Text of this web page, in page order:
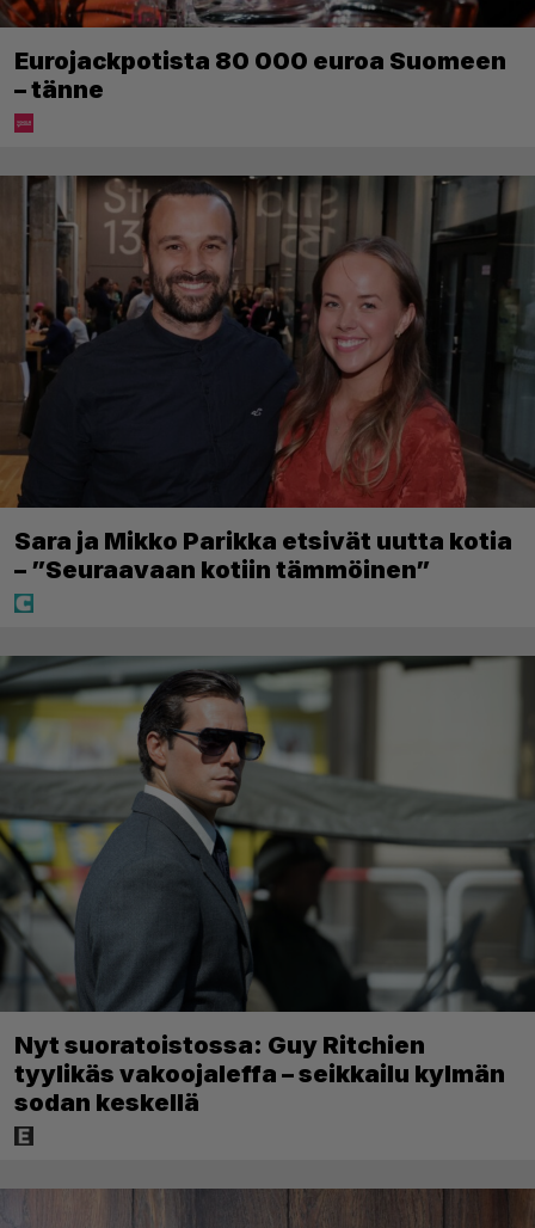
Eurojackpotista 80 000 euroa Suomeen
– tänne
Sara ja Mikko Parikka etsivät uutta kotia
– ”Seuraavaan kotiin tämmöinen”
Nyt suoratoistossa: Guy Ritchien
tyylikäs vakoojaleffa – seikkailu kylmän
sodan keskellä